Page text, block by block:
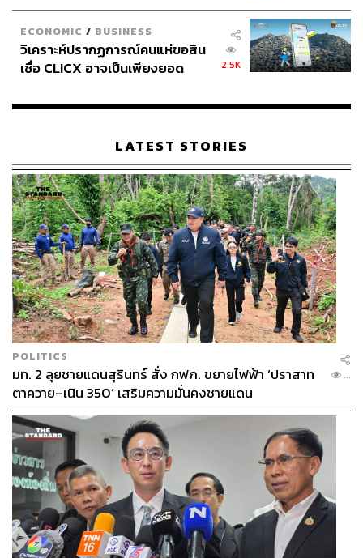
ECONOMIC / BUSINESS
วิเคราะห์ปรากฏการณ์คนแห่ขอสิน
เชื่อ CLICX อาจเป็นเพียงยอด
เรือนไทยที่ถูกซุกไว้
2.5K
LATEST STORIES
POLITICS
มท. 2 ลุยชายแดนสุรินทร์ สั่ง กฟภ. ขยายไฟฟ้า ‘ปราสาท
ตาควาย–เนิน 350’ เสริมความมั่นคงชายแดน
...